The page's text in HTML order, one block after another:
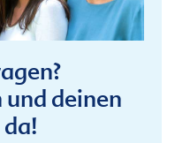
deinen